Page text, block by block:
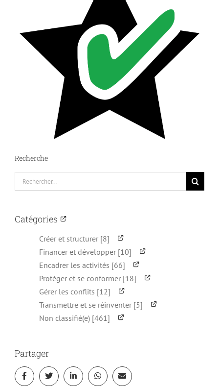
Recherche
Rechercher:
Catégories
Créer et structurer [8]
Financer et développer [10]
Encadrer les activités [66]
Protéger et se conformer [18]
Gérer les conflits [12]
Transmettre et se réinventer [5]
Non classifié(e) [461]
Partager